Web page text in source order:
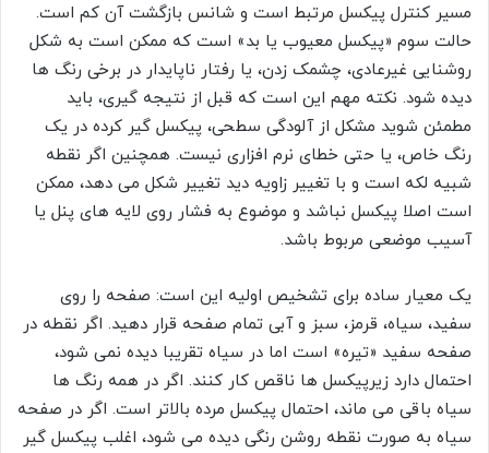
مسیر کنترل پیکسل مرتبط است و شانس بازگشت آن کم است.
حالت سوم «پیکسل معیوب یا بد» است که ممکن است به شکل
روشنایی غیرعادی، چشمک زدن، یا رفتار ناپایدار در برخی رنگ ها
دیده شود. نکته مهم این است که قبل از نتیجه گیری، باید
مطمئن شوید مشکل از آلودگی سطحی، پیکسل گیر کرده در یک
رنگ خاص، یا حتی خطای نرم افزاری نیست. همچنین اگر نقطه
شبیه لکه است و با تغییر زاویه دید تغییر شکل می دهد، ممکن
است اصلا پیکسل نباشد و موضوع به فشار روی لایه های پنل یا
آسیب موضعی مربوط باشد.
یک معیار ساده برای تشخیص اولیه این است: صفحه را روی
سفید، سیاه، قرمز، سبز و آبی تمام صفحه قرار دهید. اگر نقطه در
صفحه سفید «تیره» است اما در سیاه تقریبا دیده نمی شود،
احتمال دارد زیرپیکسل ها ناقص کار کنند. اگر در همه رنگ ها
سیاه باقی می ماند، احتمال پیکسل مرده بالاتر است. اگر در صفحه
سیاه به صورت نقطه روشن رنگی دیده می شود، اغلب پیکسل گیر